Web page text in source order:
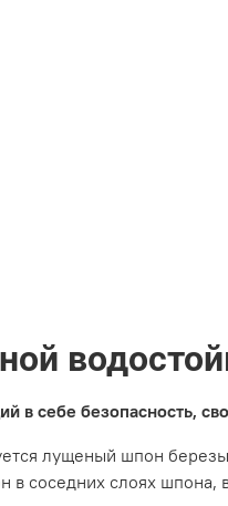
себе безопасность,
лущеный шпон
в соседних слоях